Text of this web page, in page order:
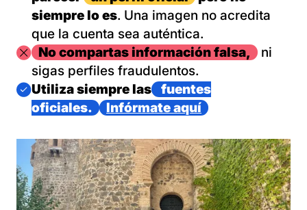
siempre lo es. Una imagen no acredita
que la cuenta sea auténtica.
ImagenNo compartas información falsa,
ni
sigas perfiles fraudulentos.
Imagen
Utiliza siempre las
fuentes
oficiales.
Infórmate aquí